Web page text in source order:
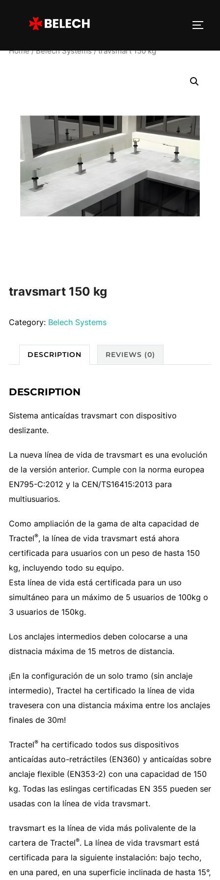
Home/Belech Systems/ travsmart 150 kg
travsmart 150 kg
Category: Belech Systems
DESCRIPTION REVIEWS (0)
DESCRIPTION
Sistema anticaídas travsmart con dispositivo
deslizante.
La nueva línea de vida de travsmart es una evolución
de la versión anterior. Cumple con la norma europea
EN795-C:2012 y la CEN/TS16415:2013 para
multiusuarios.
Como ampliación de la gama de alta capacidad de
Tractel®, la línea de vida travsmart está ahora
certificada para usuarios con un peso de hasta 150
kg, incluyendo todo su equipo.
Esta línea de vida está certificada para un uso
simultáneo para un máximo de 5 usuarios de 100kg o
3 usuarios de 150kg.
Los anclajes intermedios deben colocarse a una
distnacia máxima de 15 metros de distancia.
¡En la configuración de un solo tramo (sin anclaje
intermedio), Tractel ha certificado la línea de vida
travesera con una distancia máxima entre los anclajes
finales de 30m!
Tractel®ha certificado todos sus dispositivos
anticaídas auto-retráctiles (EN360) y anticaídas sobre
anclaje flexible (EN353-2) con una capacidad de 150
kg. Todas las eslingas certificadas EN 355 pueden ser
usadas con la línea de vida travsmart.
travsmart es la línea de vida más polivalente de la
cartera de Tractel®. La línea de vida travsmart está
certificada para la siguiente instalación: bajo techo,
en una pared, en una superficie inclinada de hasta 15°,